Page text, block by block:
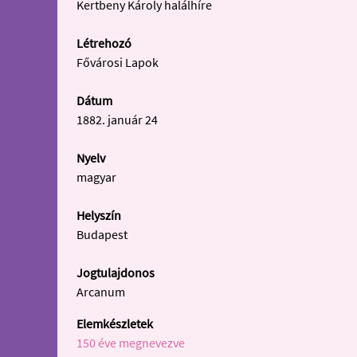
Kertbeny Károly halálhíre
Létrehozó
Fővárosi Lapok
Dátum
1882. január 24
Nyelv
magyar
Helyszín
Budapest
Jogtulajdonos
Arcanum
Elemkészletek
150 éve megnevezve